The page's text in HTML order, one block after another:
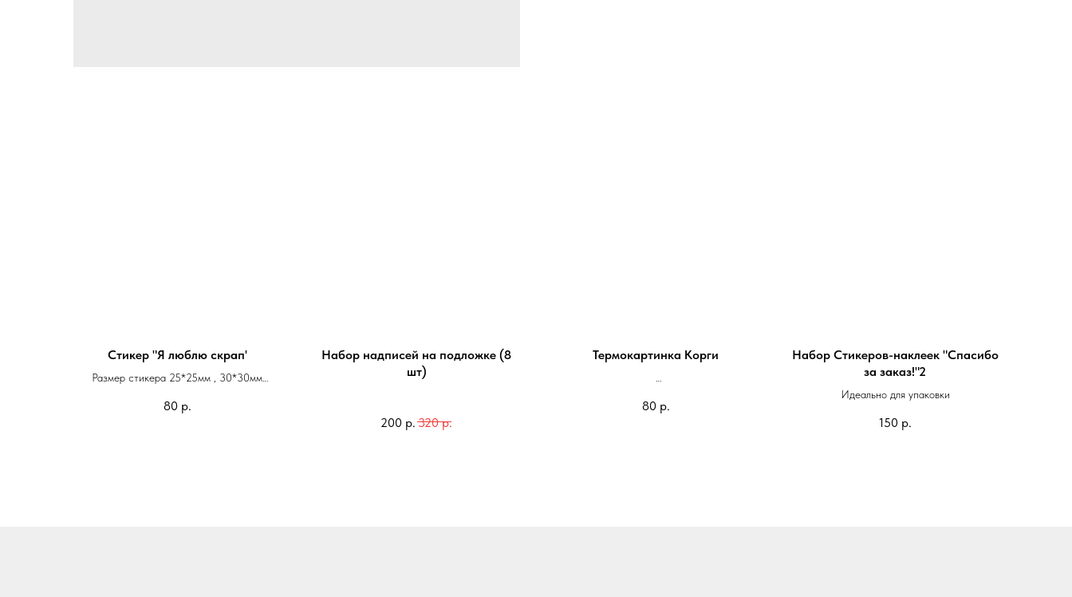
Стикер "Я люблю скрап'
Размер стикера 25*25мм , 30*30мм
80 р.
Набор надписей на подложке (8
шт)
200 р. 320 р.
Термокартинка Корги
На паспорт 80*65мм - 60 руб
80 р.
Набор Стикеров-наклеек "Спасибо
за заказ!"2
Идеально для упаковки
150 р.